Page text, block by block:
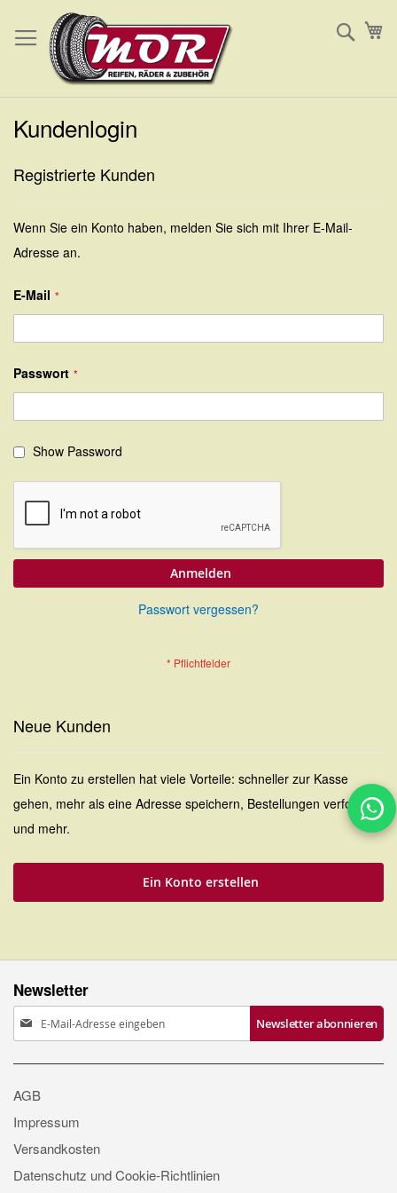
zum
Kundenlogin
Registrierte Kunden
Wenn Sie ein Konto haben, melden Sie sich mit Ihrer E-Mail-
Adresse an.
E-Mail
Passwort
Show Password
Anmelden
Passwort vergessen?
Neue Kunden
Ein Konto zu erstellen hat viele Vorteile: schneller zur Kasse
gehen, mehr als eine Adresse speichern, Bestellungen verfolgen
und mehr.
Ein Konto erstellen
Newsletter
Anmeldung
zum
Newsletter:
Newsletter abonnieren
AGB
Impressum
Versandkosten
Datenschutz und Cookie-Richtlinien